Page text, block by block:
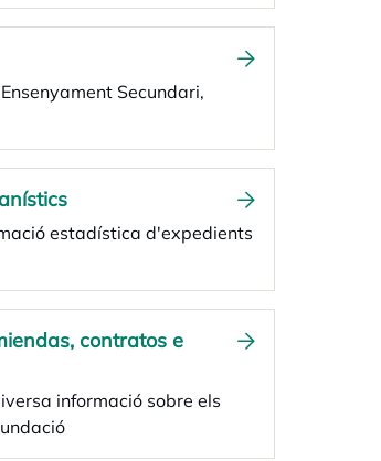
Secundari,
estadística d'expedients
contratos e
informació sobre els